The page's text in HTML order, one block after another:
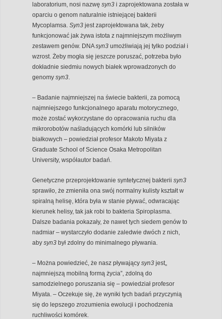
laboratorium, nosi nazwę syn3 i zaprojektowana została w
oparciu o genom naturalnie istniejącej bakterii
Mycoplamsa. Syn3 jest zaprojektowana tak, żeby
funkcjonować jak żywa istota z najmniejszym możliwym
zestawem genów. DNAsyn3 umożliwiają jej tylko podział i
wzrost. Żeby mogła się jeszcze poruszać, potrzeba było
dokładnie siedmiu nowych białek wprowadzonych do
genomy syn3
– Badanie najmniejszej na świecie bakterii, za pomocą
najmniejszego funkcjonalnego aparatu motorycznego,
może zostać wykorzystane do opracowania ruchu dla
mikrorobotów naśladujących komórki lub silników
białkowych – powiedział profesor Makoto Miyata z
Graduate School of Science Osaka Metropolitan
University, współautor badań.
Genetyczne przeprojektowanie syntetycznej bakterii syn3
sprawiło, że zmieniła ona swój normalny kulisty kształt w
spiralną helisę, która była w stanie pływać, odwracając
kierunek helisy, tak jak robi to bakteria Spiroplasma.
Dalsze badania pokazały, że nawet tych siedem genów to
nadmiar – wystarczyło dodanie zaledwie dwóch z nich,
aby syn3 był zdolny do minimalnego pływania.
– Można powiedzieć, że nasz pływający syn3 jest„
najmniejszą mobilną formą życia”, zdolną do
samodzielnego poruszania się – powiedział profesor
Miyata. – Oczekuje się, że wyniki tych badań przyczynią
się do lepszego zrozumienia ewolucji i pochodzenia
ruchliwości komórek.